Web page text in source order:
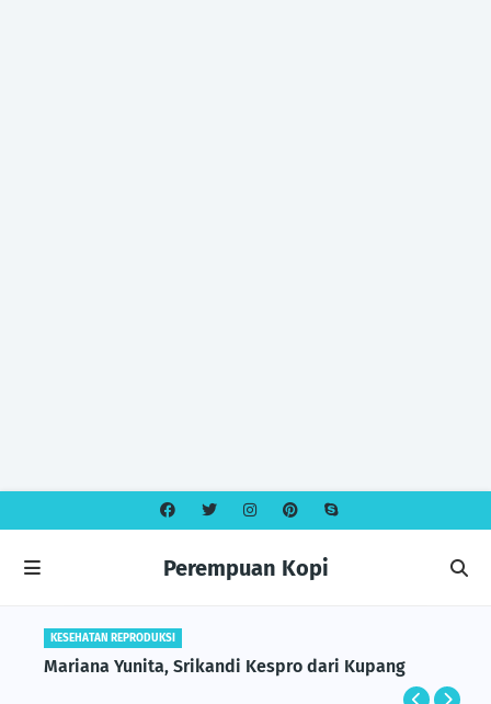
Perempuan Kopi
KESEHATAN REPRODUKSI
Mariana Yunita, Srikandi Kespro dari Kupang